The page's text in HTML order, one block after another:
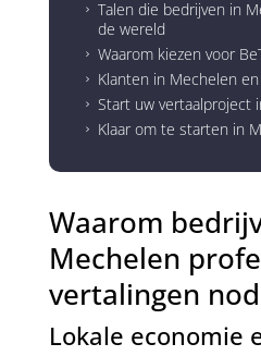
5
Talen die bedrijven in
de wereld
5 Waarom kiezen voor
5 Klanten in Mechelen
5 Start uw vertaalproject
5 Klaar om te starten in
Waarom
Mechelen
vertalingen
Lokale economie